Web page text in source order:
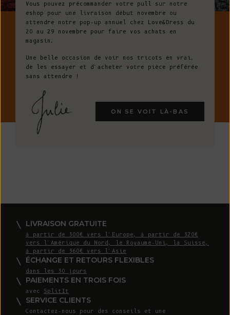
Vous pouvez précommander votre pull sur notre
eshop pour une livraison début novembre ou
attendre notre pop-up annuel chez Love&Dress du
20 au 29 novembre pour faire vos achats en
magasin.
Une belle occasion de voir nos tricots en vrai,
de les essayer et d'acheter votre pièce préférée
sans attendre !
ON SE VOIT LÀ-BAS
LIVRAISON GRATUITE
à partir de 300€ vers l'Europe, à partir de 320€
vers l'Amérique du Nord, le Royaume-Uni, la Suisse,
à partir de 360€ vers l'Asie
ÉCHANGE ET RETOURS FLEXIBLES
dans les 30 jours
PAIEMENTS EN TROIS FOIS
avec SplitIt
SERVICE CLIENTS
Contactez-nous pour des conseils et une